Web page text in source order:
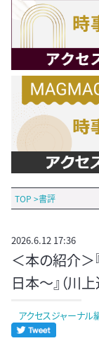
TOP >書評
2026.6.12 17:36
＜本の紹介＞
日本～』（川
アクセスジャーナル